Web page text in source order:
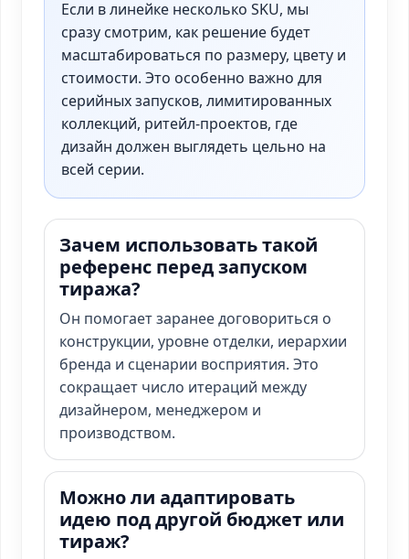
Если в линейке несколько SKU, мы
сразу смотрим, как решение будет
масштабироваться по размеру, цвету и
стоимости. Это особенно важно для
серийных запусков, лимитированных
коллекций, ритейл-проектов, где
дизайн должен выглядеть цельно на
всей серии.
Зачем использовать такой
референс перед запуском
тиража?
Он помогает заранее договориться о
конструкции, уровне отделки, иерархии
бренда и сценарии восприятия. Это
сокращает число итераций между
дизайнером, менеджером и
производством.
Можно ли адаптировать
идею под другой бюджет или
тираж?